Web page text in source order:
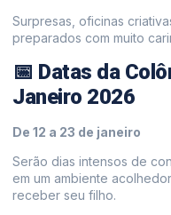
Surpresas, oficinas
preparados com muito
📅 Datas da
Janeiro 2026
De 12 a 23 de janeiro
Serão dias intensos de
em um ambiente
receber seu filho.